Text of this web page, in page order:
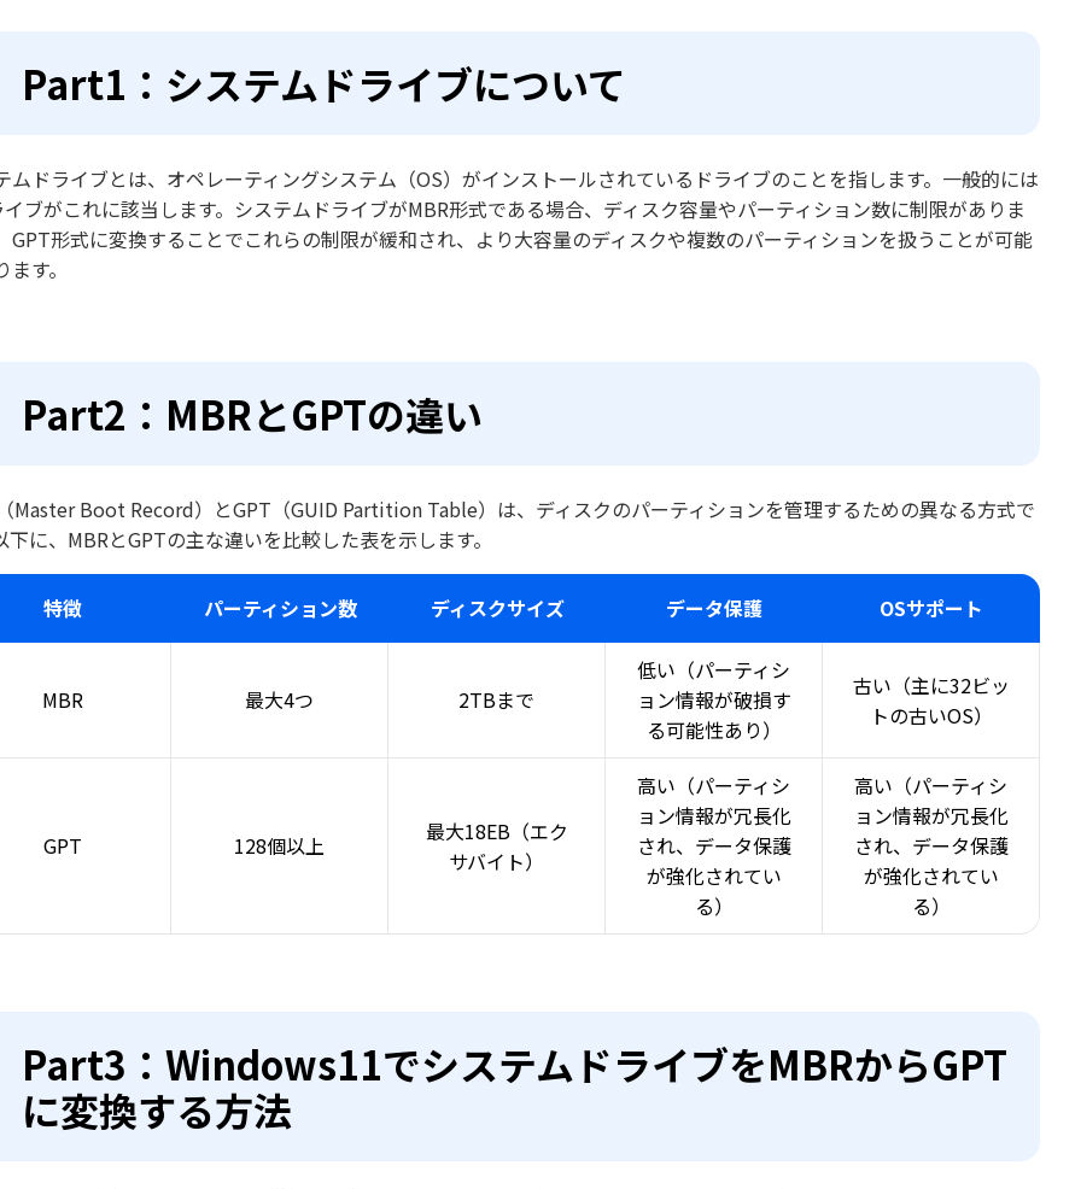
Part1：システムドライブについて
ムドライブとは、オペレーティングシステム（OS）がインストールされているドライブのことを指します。一般的には
イブがこれに該当します。システムドライブがMBR形式である場合、ディスク容量やパーティション数に制限がありま
GPT形式に変換することでこれらの制限が緩和され、より大容量のディスクや複数のパーティションを扱うことが可能
ます。
Part2：MBRとGPTの違い
Master Boot Record）とGPT（GUID Partition Table）は、ディスクのパーティションを管理するための異なる方式で
下に、MBRとGPTの主な違いを比較した表を示します。
特徴 パーティション数 ディスクサイズ データ保護 OSサポート
MBR 最大4つ 2TBまで
低い（パーティシ
ョン情報が破損す
る可能性あり）
古い（主に32ビッ
トの古いOS）
GPT 128個以上
最大18EB（エク
サバイト）
高い（パーティシ
ョン情報が冗長化
され、データ保護
が強化されてい
る）
高い（パーティシ
ョン情報が冗長化
され、データ保護
が強化されてい
る）
Part3：Windows11でシステムドライブをMBRからGPT
に変換する方法